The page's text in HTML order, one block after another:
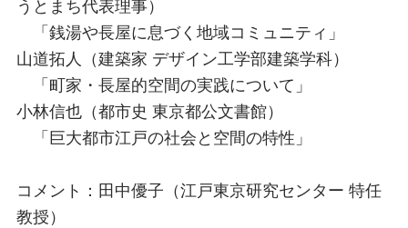
「銭湯や長屋に息づく地域コミュニティ」
山道拓人（建築家 デザイン工学部建築学科）
「町家・長屋的空間の実践について」
小林信也（都市史 東京都公文書館）
「巨大都市江戸の社会と空間の特性」
コメント：田中優子（江戸東京研究センター 特任
教授）